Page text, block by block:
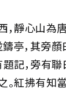
，靜心山為
亭，其旁顏
題記，旁有
。紅拂有知